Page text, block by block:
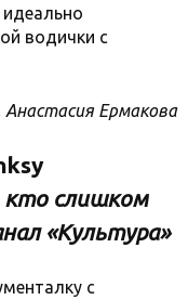
водички с
Анастасия Ермакова
кто слишком
«Культура»
с